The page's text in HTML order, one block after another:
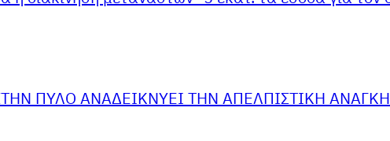
ΠΥΛΟ ΑΝΑΔΕΙΚΝΥΕΙ ΤΗΝ ΑΠΕΛΠΙΣΤΙΚΗ